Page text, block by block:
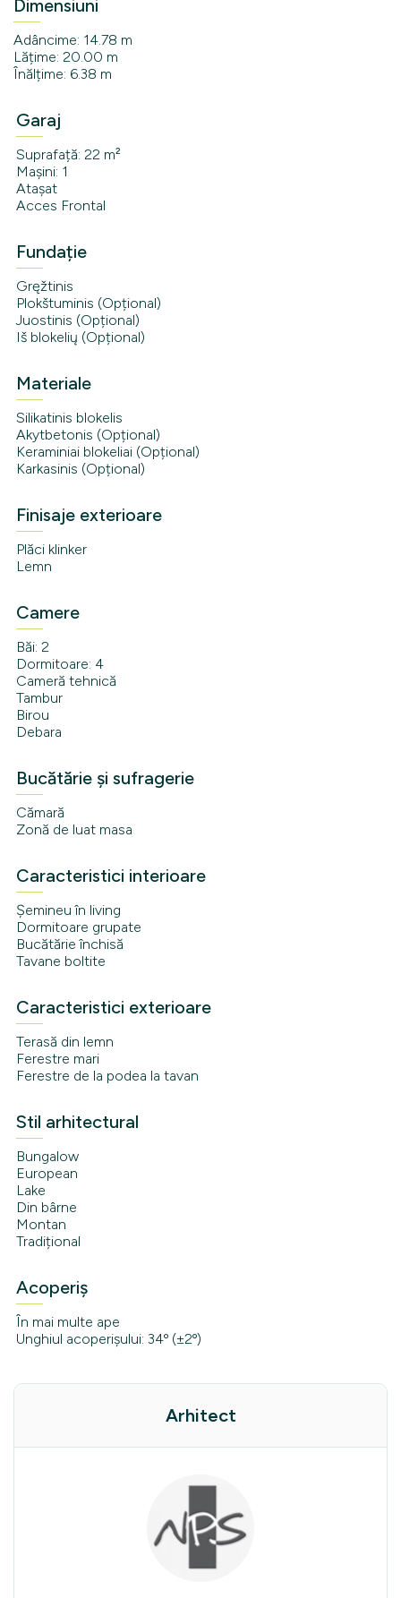
Dimensiuni
Adâncime: 14.78 m
Lățime: 20.00 m
Înălțime: 6.38 m
Garaj
Suprafață: 22 m²
Mașini: 1
Atașat
Acces Frontal
Fundație
Gręžtinis
Plokštuminis (Opțional)
Juostinis (Opțional)
Iš blokelių (Opțional)
Materiale
Silikatinis blokelis
Akytbetonis (Opțional)
Keraminiai blokeliai (Opțional)
Karkasinis (Opțional)
Finisaje exterioare
Plăci klinker
Lemn
Camere
Băi: 2
Dormitoare: 4
Cameră tehnică
Tambur
Birou
Debara
Bucătărie și sufragerie
Cămară
Zonă de luat masa
Caracteristici interioare
Șemineu în living
Dormitoare grupate
Bucătărie închisă
Tavane boltite
Caracteristici exterioare
Terasă din lemn
Ferestre mari
Ferestre de la podea la tavan
Stil arhitectural
Bungalow
European
Lake
Din bârne
Montan
Tradițional
Acoperiș
În mai multe ape
Unghiul acoperișului: 34º (±2º)
Arhitect